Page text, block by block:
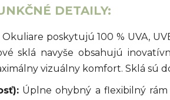
DETAILY:
poskytujú 100 % UVA,
sklá navyše obsahujú
vizuálny komfort. Sklá sú
Úplne ohybný a flexibilný rám